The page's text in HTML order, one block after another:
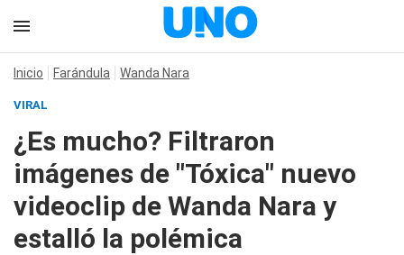
Inicio Farándula Wanda Nara
VIRAL
¿Es mucho? Filtraron
imágenes de "Tóxica" nuevo
videoclip de Wanda Nara y
estalló la polémica